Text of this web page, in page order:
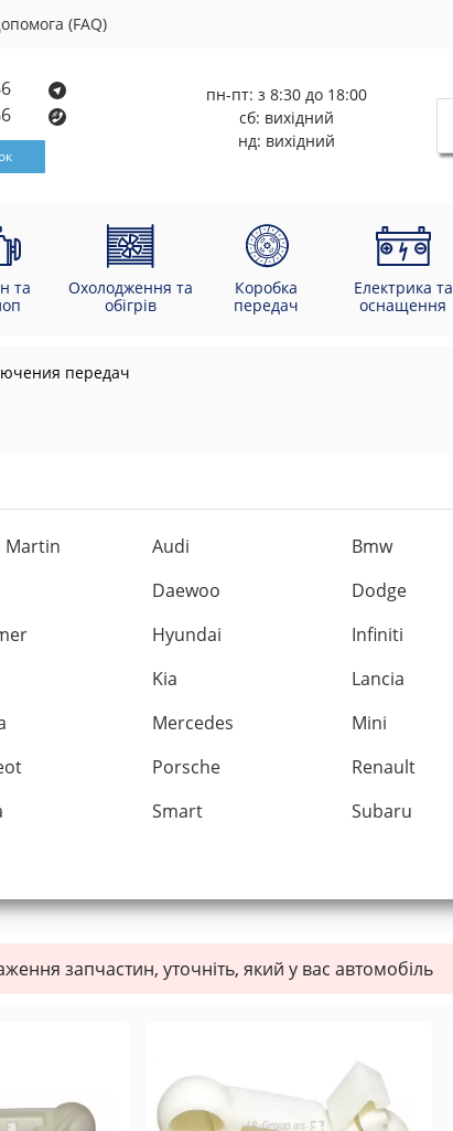
(FAQ)
пн-пт: з 8:30 до 18:00
сб: вихідний
нд: вихідний
та
Охолодження та
обігрів
Коробка
передач
Електрика та
оснащення
передач
Martin Audi Bmw
Daewoo Dodge
Hyundai Infiniti
Kia Lancia
Mercedes Mini
Porsche Renault
Smart Subaru
запчастин, уточніть, який у вас автомобіль